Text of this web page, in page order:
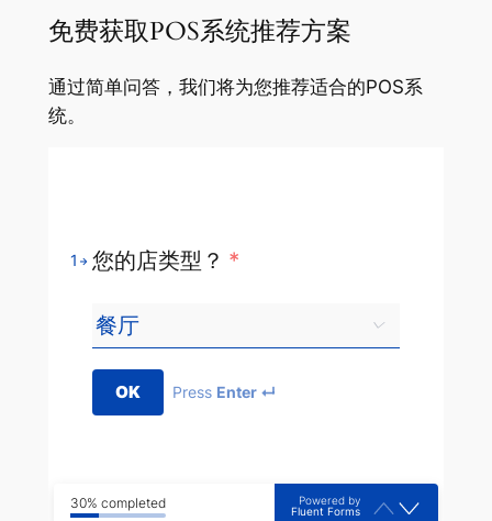
免费获取POS系统推荐方案
通过简单问答，我们将为您推荐适合的POS系
统。
1 您的店类型？ *
OK Press Enter ↵
30% completed
Powered by
Fluent Forms